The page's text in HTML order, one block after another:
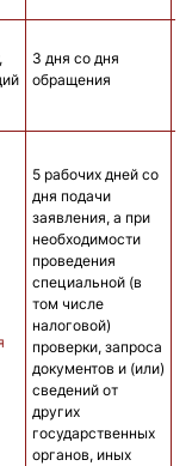
3 дня со дня
обращения
5 рабочих дней со
дня подачи
заявления, а при
необходимости
проведения
специальной (в
том числе
налоговой)
проверки, запроса
документов и (или)
сведений от
других
государственных
органов, иных